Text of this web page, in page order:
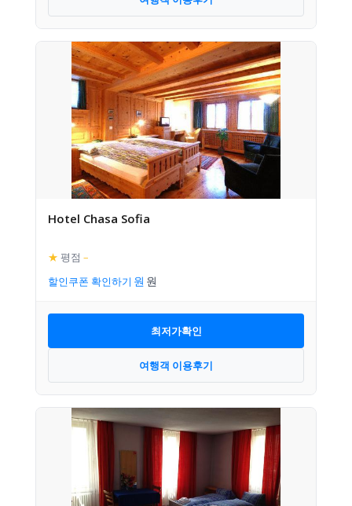
Hotel Chasa Sofia
★ 평점 –
할인쿠폰 확인하기
최저가확인
여행객 이용후기